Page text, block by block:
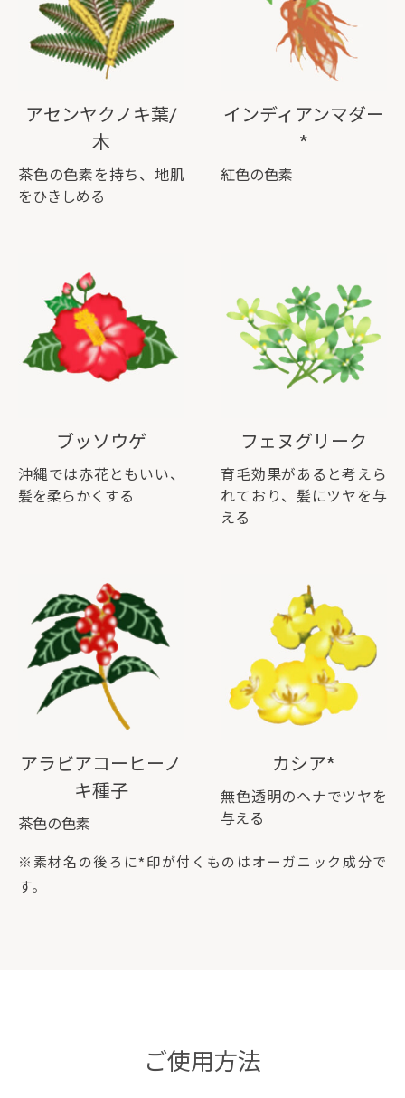
アセンヤクノキ葉/
木
茶色の色素を持ち、地肌
をひきしめる
インディアンマダー
*
紅色の色素
ブッソウゲ
沖縄では赤花ともいい、
髪を柔らかくする
フェヌグリーク
育毛効果があると考えら
れており、髪にツヤを与
える
アラビアコーヒーノ
キ種子
茶色の色素
カシア*
無色透明のヘナでツヤを
与える
※素材名の後ろに*印が付くものはオーガニック成分で
す。
ご使用方法